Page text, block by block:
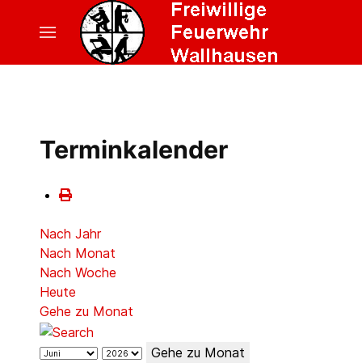
Terminkalender
Nach Jahr
Nach Monat
Nach Woche
Heute
Gehe zu Monat
Gehe zu Monat